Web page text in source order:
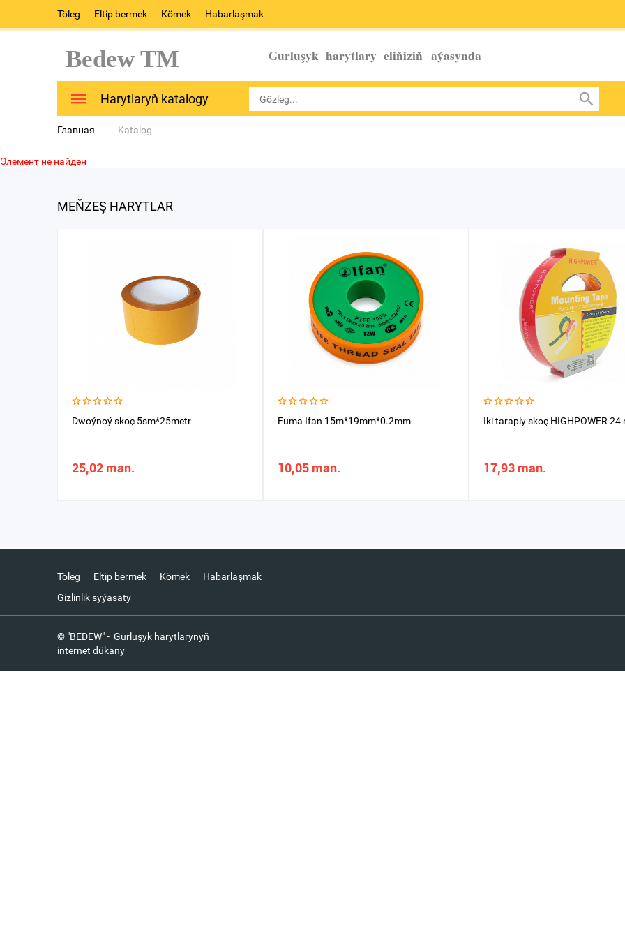
Töleg Eltip bermek Kömek Habarlaşmak
Bedew TM Gurluşyk harytlary eliňiziň aýasynda
Harytlaryň katalogy
Главная Katalog
Элемент не найден
MEŇZEŞ HARYTLAR
Dwoýnoý skoç 5sm*25metr
25,02 man.
Fuma Ifan 15m*19mm*0.2mm
10,05 man.
Iki taraply skoç HIGHPOWER 24
17,93 man.
Töleg Eltip bermek Kömek
Habarlaşmak
Gizlinlik syýasaty
© "BEDEW" - Gurluşyk harytlarynyň
internet dükany